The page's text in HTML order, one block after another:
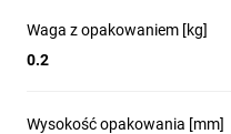
Waga z opakowaniem [kg]
0.2
Wysokość opakowania [mm]